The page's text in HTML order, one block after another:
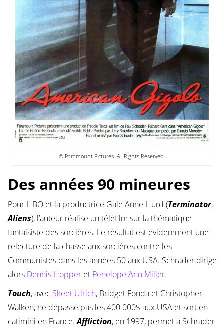
© Paramount Pictures. All Rights Reserved.
Des années 90 mineures
Pour HBO et la productrice Gale Anne Hurd (Terminator,
Aliens), l’auteur réalise un téléfilm sur la thématique
fantaisiste des sorcières. Le résultat est évidemment une
relecture de la chasse aux sorcières contre les
Communistes dans les années 50 aux USA. Schrader dirige
alors Dennis Hopperet Penelope Ann Miller.
Touch, avec Skeet Ulrich, Bridget Fonda et Christopher
Walken, ne dépasse pas les 400 000$ aux USA et sort en
catimini en France.Affliction, en 1997, permet à Schrader